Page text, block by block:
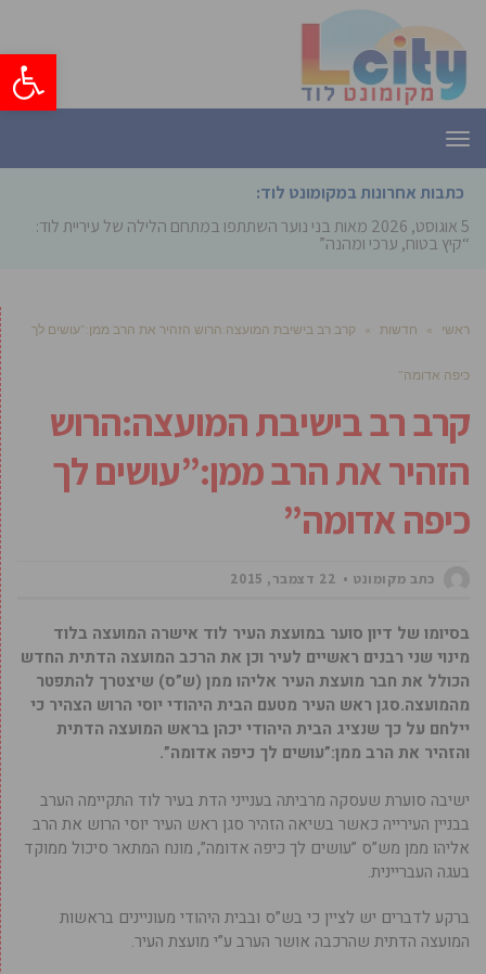
פתח
תפריט
כתבות אחרונות במקומונט לוד:
5 אוגוסט, 2026
מאות בני נוער השתתפו במתחם הלילה של עיריית לוד:
“קיץ בטוח, ערכי ומהנה”
ראשי » חדשות » קרב רב בישיבת המועצה:הרוש הזהיר את הרב ממן:”עושים לך
כיפה אדומה”
קרב רב בישיבת המועצה:הרוש
הזהיר את הרב ממן:”עושים לך
כיפה אדומה”
כתב מקומונט 22 דצמבר, 2015
בסיומו של דיון סוער במועצת העיר לוד אישרה המועצה בלוד
מינוי שני רבנים ראשיים לעיר וכן את הרכב המועצה הדתית החדש
הכולל את חבר מועצת העיר אליהו ממן (ש”ס) שיצטרך להתפטר
מהמועצה.סגן ראש העיר מטעם הבית היהודי יוסי הרוש הצהיר כי
יילחם על כך שנציג הבית היהודי יכהן בראש המועצה הדתית
והזהיר את הרב ממן:”עושים לך כיפה אדומה”.
ישיבה סוערת שעסקה מרביתה בענייני הדת בעיר לוד התקיימה הערב
בבניין העירייה כאשר בשיאה הזהיר סגן ראש העיר יוסי הרוש את הרב
אליהו ממן מש”ס ”עושים לך כיפה אדומה”, מונח המתאר סיכול ממוקד
בעגה העבריינית.
ברקע לדברים יש לציין כי בש”ס ובבית היהודי מעוניינים בראשות
המועצה הדתית שהרכבה אושר הערב ע”י מועצת העיר.